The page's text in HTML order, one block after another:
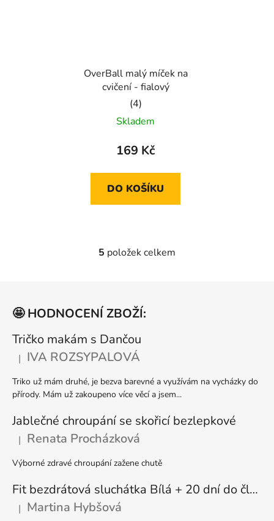
OverBall malý míček na
cvičení - fialový
Průměrné
hodnocení
produktu
5,0
z
Skladem
169 Kč
DO KOŠÍKU
O
d
c
í
p
r
v
y
v
ý
p
s
5 položek celkem
🤩 HODNOCENÍ ZBOŽÍ:
Tričko makám s Dančou
Hodnocení produktu je 5 z 5 hvězdiček.
| IVA ROZSYPALOVÁ
Triko už mám druhé, je bezva barevné a využívám na vycházky do
přírody. Mám už zakoupeno více věcí a jsem...
Jablečné chroupání se skořicí bezlepkové
Hodnocení produktu je 5 z 5 hvězdiček.
| Renata Procházková
Výborné zdravé chroupání zažene chutě
Fit bezdrátová sluchátka Bílá + 20 dní do členství + seznam písniček i audioknih
Hodnocení produktu je 5 z 5 hvězdiček.
| Martina Hybšová